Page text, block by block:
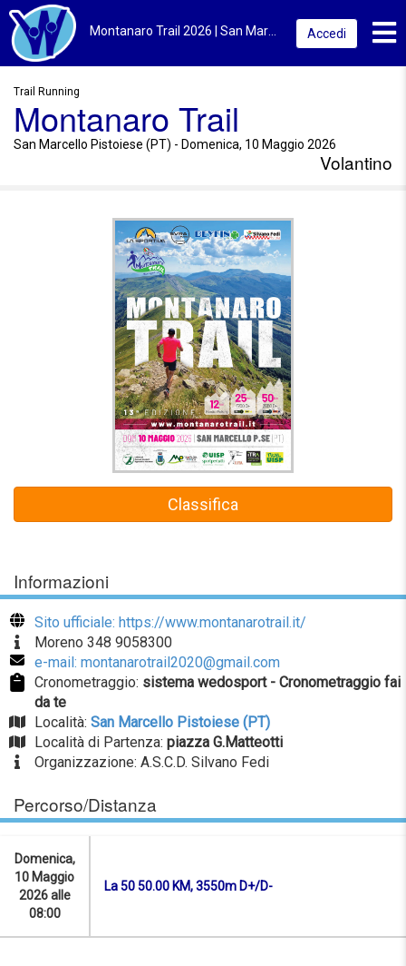
Accedi
Trail Running
Montanaro Trail
San Marcello Pistoiese (PT) - Domenica, 10 Maggio 2026
Volantino
Informazioni
Sito ufficiale: https://www.montanarotrail.it/
Moreno 348 9058300
e-mail: montanarotrail2020@gmail.com
Cronometraggio: sistema wedosport - Cronometraggio fai
da te
Località: San Marcello Pistoiese (PT)
Località di Partenza: piazza G.Matteotti
Organizzazione: A.S.C.D. Silvano Fedi
Percorso/Distanza
Domenica,
10 Maggio
2026 alle
08:00
La 50 50.00 KM, 3550m D+/D-
Classifica